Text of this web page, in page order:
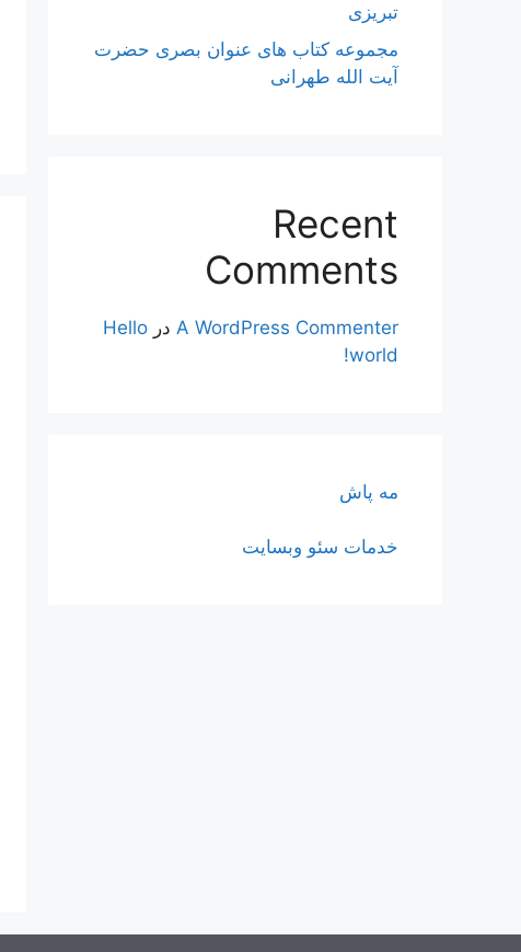
تبریزی
مجموعه کتاب های عنوان بصری حضرت
آیت الله طهرانی
Recent
Comments
A WordPress Commenter در Hello
world!
مه پاش
خدمات سئو وبسایت